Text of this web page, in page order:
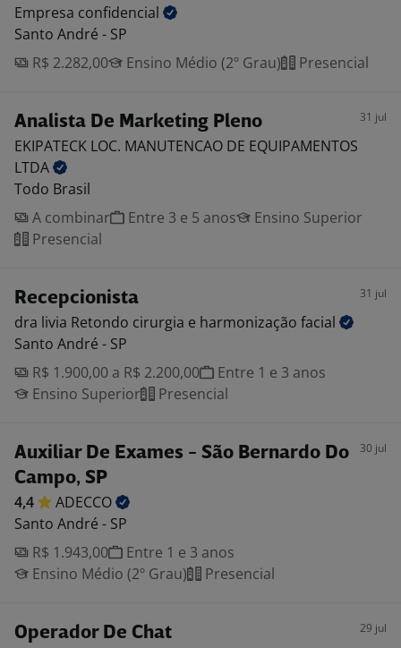
Empresa confidencial
Santo André - SP
R$ 2.282,00
Ensino Médio (2º Grau) Presencial
Analista De Marketing Pleno 31 jul
EKIPATECK LOC. MANUTENCAO DE EQUIPAMENTOS
LTDA
Todo Brasil
A combinar
Entre 3 e 5 anos
Ensino Superior
Presencial
Recepcionista 31 jul
dra livia Retondo cirurgia e harmonização facial
Santo André - SP
R$ 1.900,00 a R$ 2.200,00
Entre 1 e 3 anos
Ensino Superior
Presencial
Auxiliar De Exames - São Bernardo Do
Campo, SP
30 jul
4,4
ADECCO
Santo André - SP
R$ 1.943,00
Entre 1 e 3 anos
Ensino Médio (2º Grau)
Presencial
Operador De Chat 29 jul